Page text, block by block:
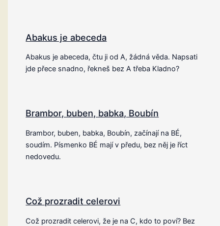
Abakus je abeceda
Abakus je abeceda, čtu ji od A, žádná věda. Napsati
jde přece snadno, řekneš bez A třeba Kladno?
Brambor, buben, babka, Boubín
Brambor, buben, babka, Boubín, začínají na BÉ,
soudím. Písmenko BÉ mají v předu, bez něj je říct
nedovedu.
Což prozradit celerovi
Což prozradit celerovi, že je na C, kdo to poví? Bez